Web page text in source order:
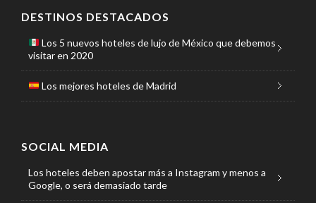
DESTINOS DESTACADOS
Los 5 nuevos hoteles de lujo de México que debemos
visitar en 2020
Los mejores hoteles de Madrid
SOCIAL MEDIA
Los hoteles deben apostar más a Instagram y menos a
Google, o será demasiado tarde